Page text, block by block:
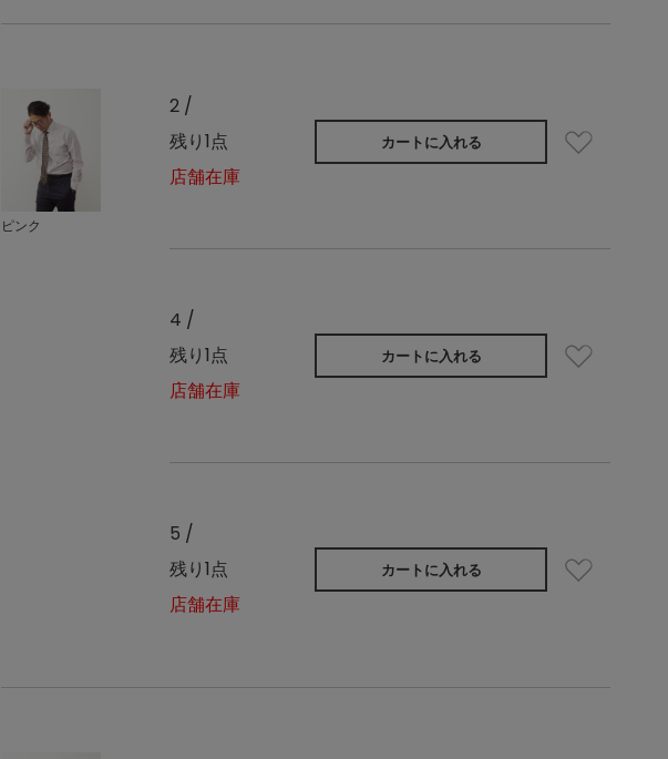
ピンク
2 /
残り1点
店舗在庫
カートに入れる
4 /
残り1点
店舗在庫
カートに入れる
5 /
残り1点
店舗在庫
カートに入れる